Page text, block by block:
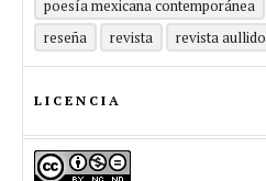
poesía mexicana contemporánea
reseña
revista revista aullido
LICENCIA